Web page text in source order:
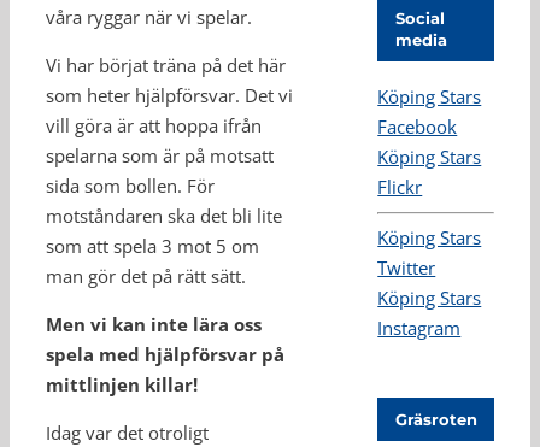
våra ryggar när vi spelar.
Vi har börjat träna på det här
som heter hjälpförsvar. Det vi
vill göra är att hoppa ifrån
spelarna som är på motsatt
sida som bollen. För
motståndaren ska det bli lite
som att spela 3 mot 5 om
man gör det på rätt sätt.
Men vi kan inte lära oss
spela med hjälpförsvar på
mittlinjen killar!
Idag var det otroligt
Social
media
Köping Stars
Facebook
Köping Stars
Flickr
Köping Stars
Twitter
Köping Stars
Instagram
Gräsroten